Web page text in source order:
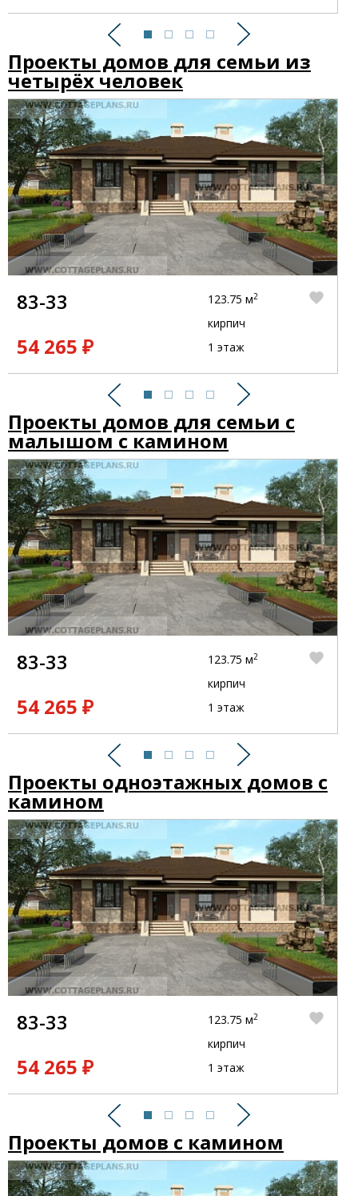
Предыдущий Следующий
Проекты домов для семьи из
четырёх человек
Предыдущий Следующий
83-33
54 265 ₽
123.75 м2
кирпич
1 этаж
Проекты домов для семьи с
малышом с камином
Предыдущий Следующий
83-33
54 265 ₽
123.75 м2
кирпич
1 этаж
Проекты одноэтажных домов с
камином
Предыдущий Следующий
83-33
54 265 ₽
123.75 м2
кирпич
1 этаж
Проекты домов с камином